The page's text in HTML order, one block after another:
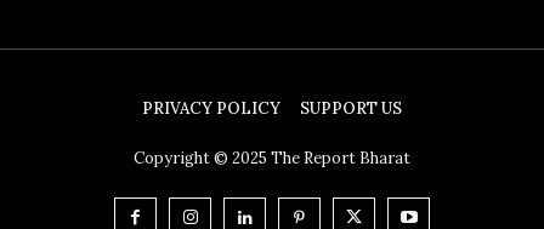
PRIVACY POLICY SUPPORT US
Copyright © 2025 The Report Bharat